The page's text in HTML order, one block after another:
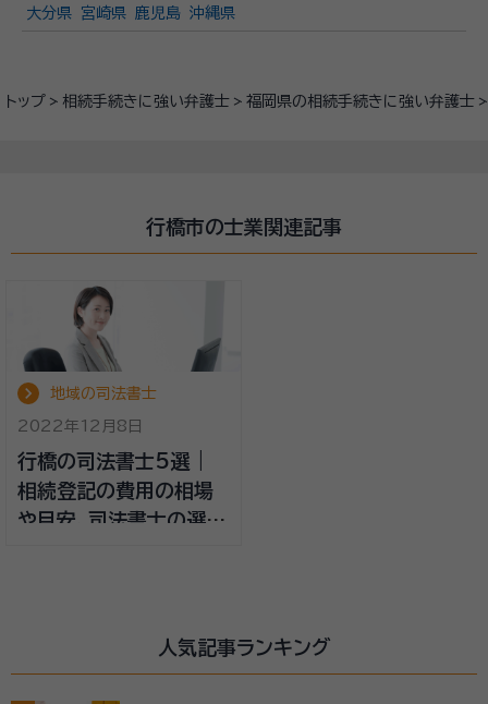
トップ 相続手続きに強い弁護士 福岡県の相続手続きに強い弁護士
大分県
宮崎県 鹿児島 沖縄県
行橋市の士業関連記事
地域の司法書士
2022年12月8日
行橋の司法書士5選 |
相続登記の費用の相場
や目安、司法書士の選び
人気記事ランキング